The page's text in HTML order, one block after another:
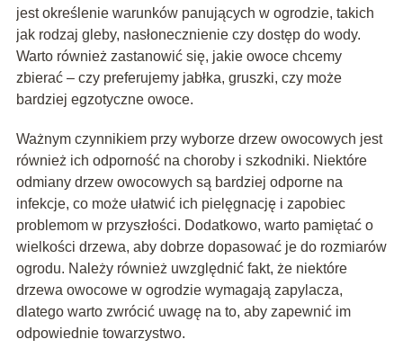
jest określenie warunków panujących w ogrodzie, takich
jak rodzaj gleby, nasłonecznienie czy dostęp do wody.
Warto również zastanowić się, jakie owoce chcemy
zbierać – czy preferujemy jabłka, gruszki, czy może
bardziej egzotyczne owoce.
Ważnym czynnikiem przy wyborze drzew owocowych jest
również ich odporność na choroby i szkodniki. Niektóre
odmiany drzew owocowych są bardziej odporne na
infekcje, co może ułatwić ich pielęgnację i zapobiec
problemom w przyszłości. Dodatkowo, warto pamiętać o
wielkości drzewa, aby dobrze dopasować je do rozmiarów
ogrodu. Należy również uwzględnić fakt, że niektóre
drzewa owocowe w ogrodzie wymagają zapylacza,
dlatego warto zwrócić uwagę na to, aby zapewnić im
odpowiednie towarzystwo.